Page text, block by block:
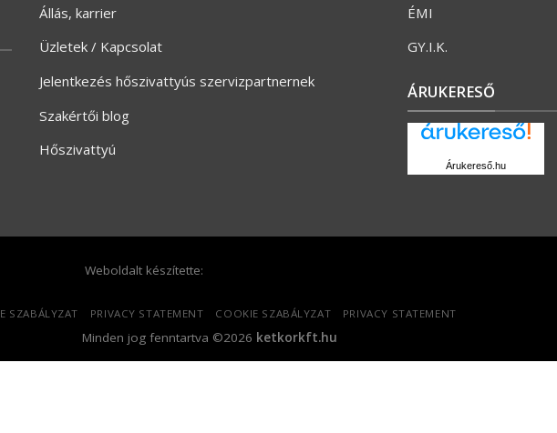
Állás, karrier
Üzletek / Kapcsolat
Jelentkezés hőszivattyús szervizpartnernek
Szakértői blog
Hőszivattyú
ÉMI
GY.I.K.
ÁRUKERESŐ
Árukereső.hu
Weboldalt készítette:
SZABÁLYZAT PRIVACY STATEMENT COOKIE SZABÁLYZAT PRIVACY STATEMENT
Minden jog fenntartva ©2026 ketkorkft.hu